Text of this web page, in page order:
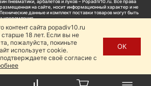
пневматики, арбалетов и луков – PopadiV10.ru. Все права
на сайте, носит информационный характер и не
данные и комплект поставки товаров могут быть
уведомления
пользователь автоматически соглашается с условиями,
(тексты, фото, видео и др.) с сайта Popadiv10 запрещено,
согласия администрации сайта Popadiv10.
контент сайта popadiv10.ru
18 лет. Если вы не
пожалуйста, покиньте
использует cookie.
своё согласие с
ОК